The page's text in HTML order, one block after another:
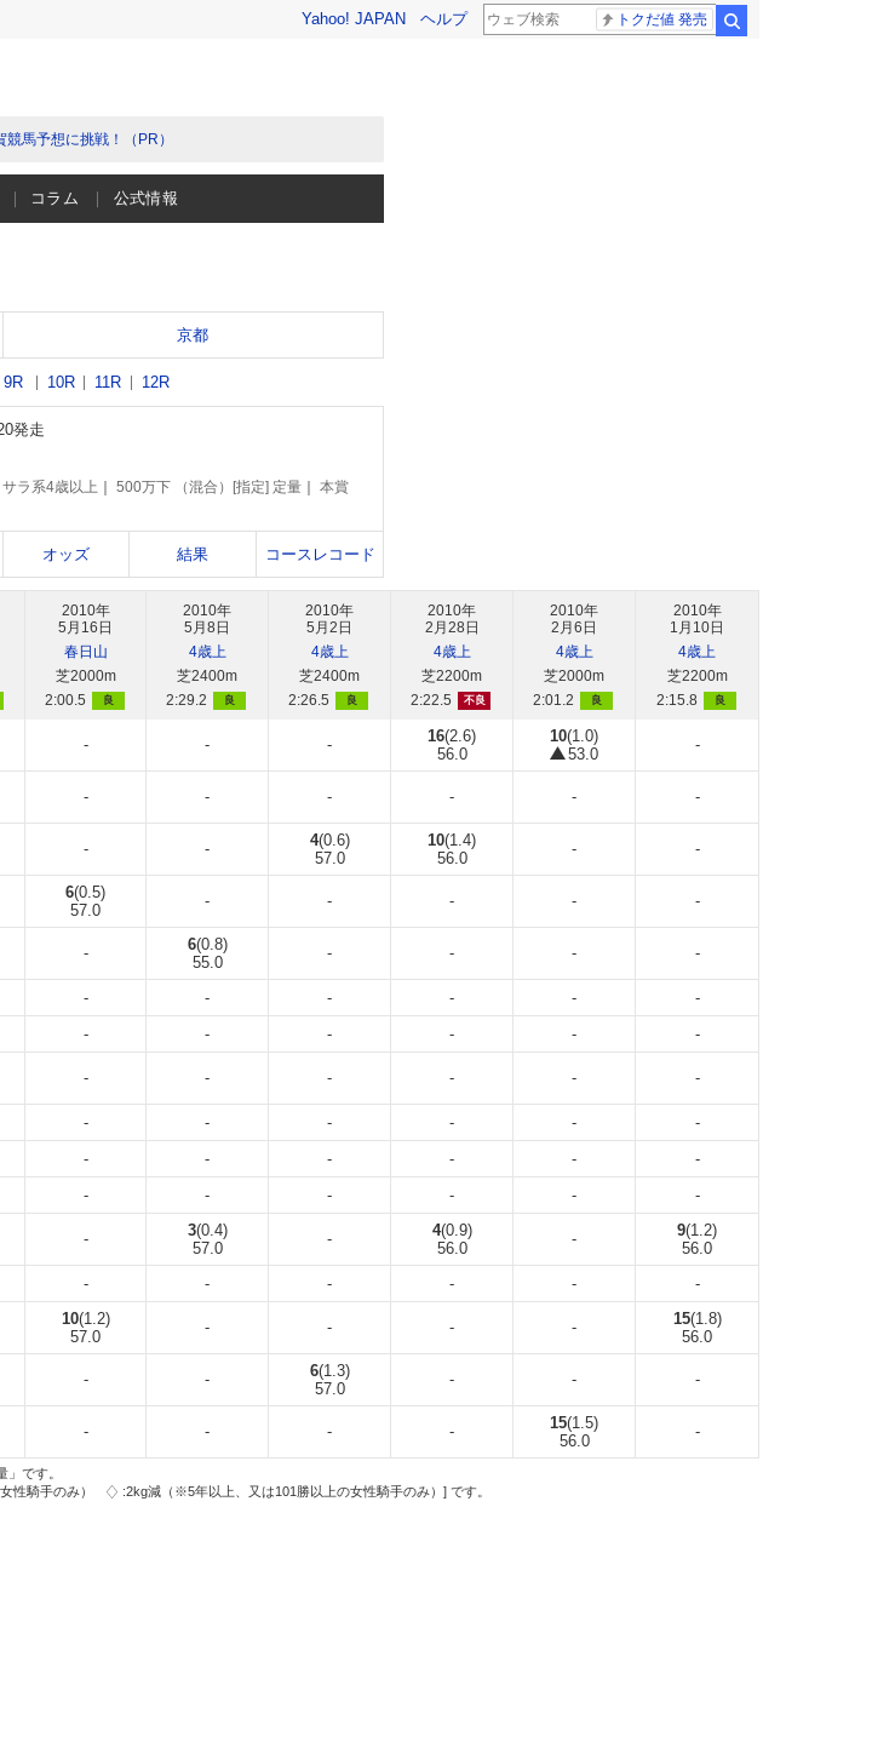
Yahoo! JAPAN ヘルプ トクだ値 発売
馬予想に挑戦！（PR）
コラム 公式情報
京都
9R 10R 11R 12R
発走
サラ系4歳以上 500万下 （混合）[指定] 定量
本賞
オッズ 結果 コースレコード
2010年
5月16日
春日山
芝2000m
2:00.5
良
2010年
5月8日
4歳上
芝2400m
2:29.2
良
2010年
5月2日
4歳上
芝2400m
2:26.5
良
2010年
2月28日
4歳上
芝2200m
2:22.5
不良
2010年
2月6日
4歳上
芝2000m
2:01.2
良
2010年
1月10日
4歳上
芝2200m
2:15.8
良
- - - 16(2.6)
56.0
10(1.0)
53.0
-
- - - - - -
- - 4(0.6)
57.0
10(1.4)
56.0
- -
6(0.5)
57.0
- - - - -
- 6(0.8)
55.0
- - - -
- - - - - -
- - - - - -
- - - - - -
- - - - - -
- - - - - -
- - - - - -
- 3(0.4)
57.0
- 4(0.9)
56.0
- 9(1.2)
56.0
- - - - - -
10(1.2)
57.0
- - - - 15(1.8)
56.0
- - 6(1.3)
57.0
- - -
- - - - 15(1.5)
56.0
-
です。
性騎手のみ） :2kg減（※5年以上、又は101勝以上の女性騎手のみ）] です。